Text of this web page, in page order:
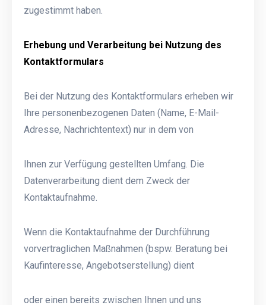
zugestimmt haben.
Erhebung und Verarbeitung bei Nutzung des
Kontaktformulars
Bei der Nutzung des Kontaktformulars erheben wir
Ihre personenbezogenen Daten (Name, E-Mail-
Adresse, Nachrichtentext) nur in dem von
Ihnen zur Verfügung gestellten Umfang. Die
Datenverarbeitung dient dem Zweck der
Kontaktaufnahme.
Wenn die Kontaktaufnahme der Durchführung
vorvertraglichen Maßnahmen (bspw. Beratung bei
Kaufinteresse, Angebotserstellung) dient
oder einen bereits zwischen Ihnen und uns